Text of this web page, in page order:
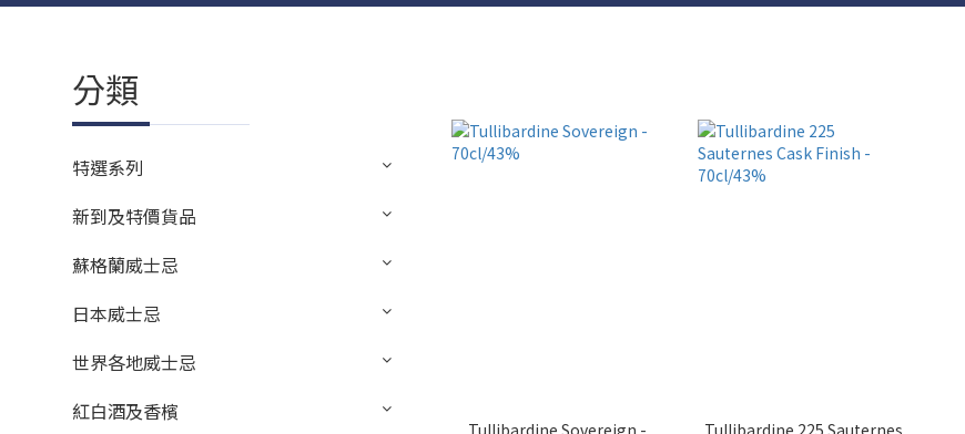
分類
特選系列
新到及特價貨品
蘇格蘭威士忌
日本威士忌
世界各地威士忌
紅白酒及香檳
Tullibardine Sovereign -
Tullibardine 225 Sauternes